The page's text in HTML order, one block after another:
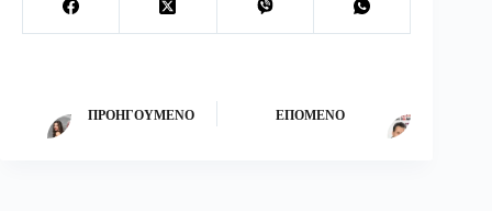
ΠΡΟΗΓΟΎΜΕΝΟ ΕΠΌΜΕΝΟ